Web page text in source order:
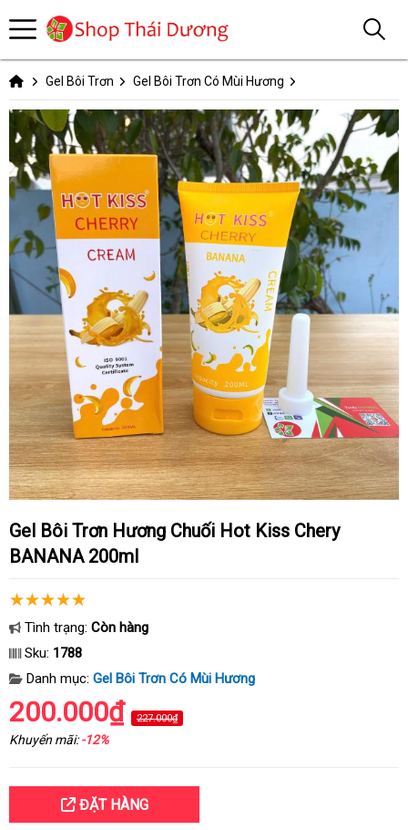
Gel Bôi Trơn Gel Bôi Trơn Có Mùi Hương
Gel Bôi Trơn Hương Chuối Hot Kiss Chery
BANANA 200ml
Tình trạng: Còn hàng
Sku: 1788
Danh mục: Gel Bôi Trơn Có Mùi Hương
200.000₫ 227.000₫
Khuyến mãi:-12%
ĐẶT HÀNG